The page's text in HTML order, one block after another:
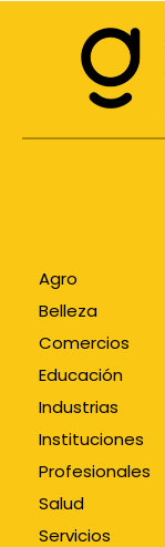
Agro
Belleza
Comercios
Educación
Industrias
Instituciones
Profesionales
Salud
Servicios